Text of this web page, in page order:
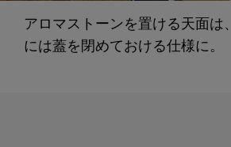
アロマストーンを置ける天面は
には蓋を閉めておける仕様に。